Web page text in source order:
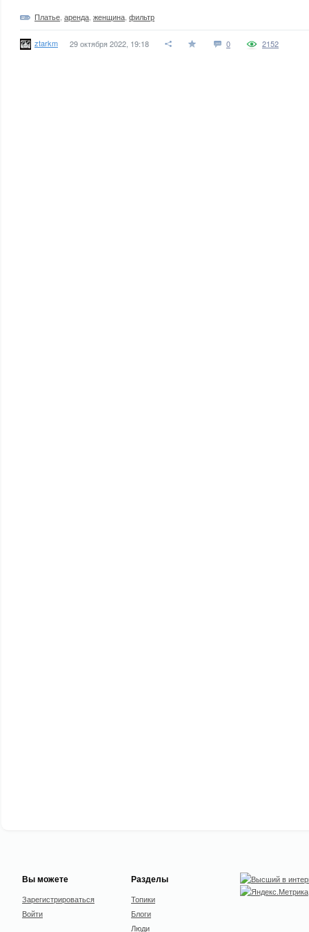
Платье аренда женщина фильтр
ztarkm 29 октября 2022, 19:18 0 2152
Вы можете
Зарегистрироваться
Войти
Разделы
Топики
Блоги
Люди